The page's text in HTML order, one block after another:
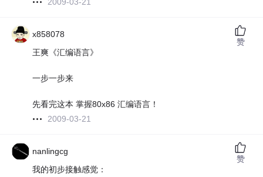
2009-03-21
x858078
王爽《汇编语言》
一步一步来
先看完这本 掌握80x86 汇编语言！
2009-03-21
赞
nanlingcg
我的初步接触感觉：
赞